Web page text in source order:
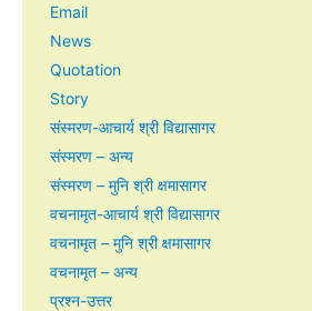
Email
News
Quotation
Story
संस्मरण-आचार्य श्री विद्यासागर
संस्मरण – अन्य
संस्मरण – मुनि श्री क्षमासागर
वचनामृत-आचार्य श्री विद्यासागर
वचनामृत – मुनि श्री क्षमासागर
वचनामृत – अन्य
प्रश्न-उत्तर